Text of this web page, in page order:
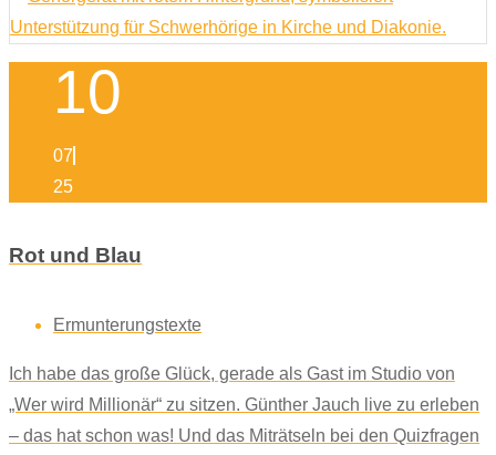
10
07
25
Rot und Blau
Ermunterungstexte
Ich habe das große Glück, gerade als Gast im Studio von
„Wer wird Millionär“ zu sitzen. Günther Jauch live zu erleben
– das hat schon was! Und das Miträtseln bei den Quizfragen